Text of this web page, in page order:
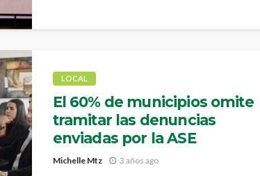
LOCAL
El 60% de municipios omite
tramitar las denuncias
enviadas por la ASE
Michelle Mtz 3 años ago